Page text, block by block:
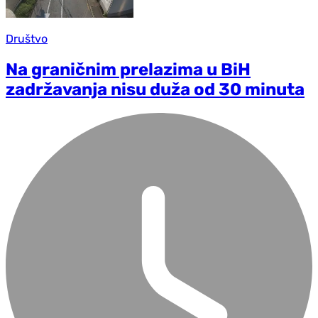
Društvo
Na graničnim prelazima u BiH
zadržavanja nisu duža od 30 minuta